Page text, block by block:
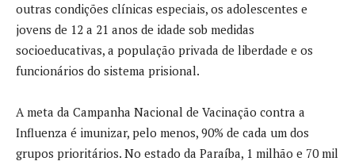
outras condições clínicas especiais, os adolescentes e
jovens de 12 a 21 anos de idade sob medidas
socioeducativas, a população privada de liberdade e os
funcionários do sistema prisional.
A meta da Campanha Nacional de Vacinação contra a
Influenza é imunizar, pelo menos, 90% de cada um dos
grupos prioritários. No estado da Paraíba, 1 milhão e 70 mil